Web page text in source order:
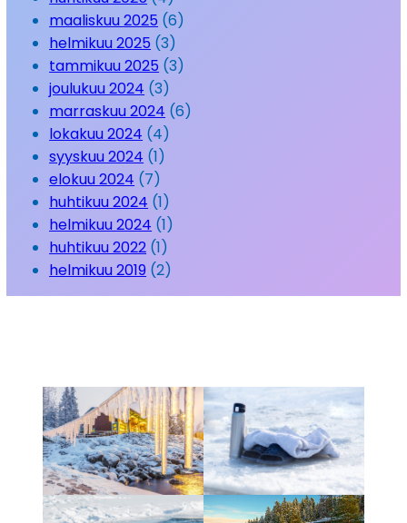
maaliskuu 2025 (6)
helmikuu 2025 (3)
tammikuu 2025 (3)
joulukuu 2024 (3)
marraskuu 2024 (6)
lokakuu 2024 (4)
syyskuu 2024 (1)
elokuu 2024 (7)
huhtikuu 2024 (1)
helmikuu 2024 (1)
huhtikuu 2022 (1)
helmikuu 2019 (2)